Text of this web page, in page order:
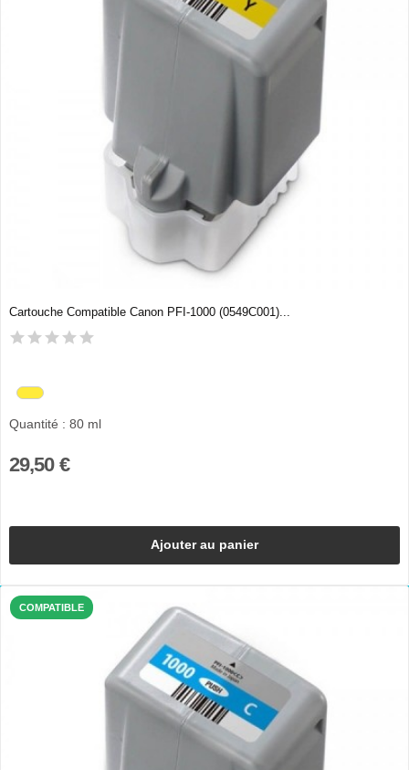
Cartouche Compatible Canon PFI-1000 (0549C001)...
Quantité : 80 ml
29,50 €
Ajouter au panier
COMPATIBLE